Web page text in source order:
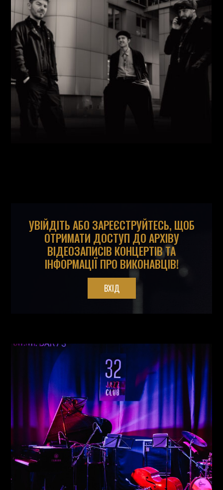
Виконавці: Павло Литвиненко (Рояль,) /Денис
Дудко (Бас, Олександр Люлякін (Барабани,) /
УВІЙДІТЬ АБО ЗАРЕЄСТРУЙТЕСЬ, ЩОБ
ОТРИМАТИ ДОСТУП ДО АРХІВУ
ВІДЕОЗАПИСІВ КОНЦЕРТІВ ТА
ІНФОРМАЦІЇ ПРО ВИКОНАВЦІВ!
ВХІД